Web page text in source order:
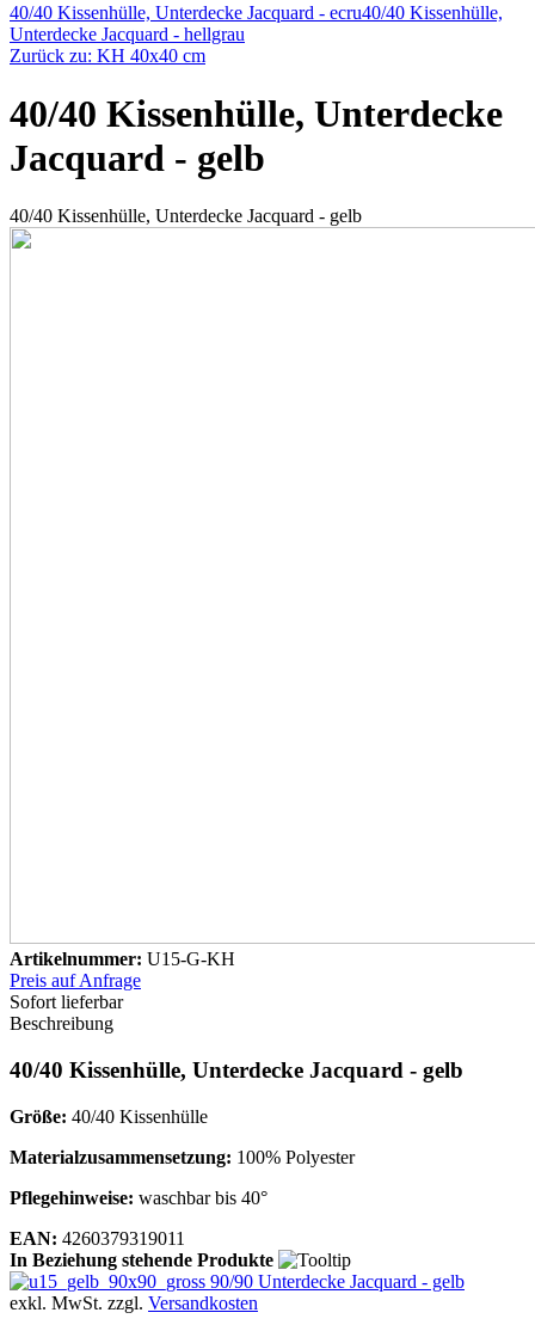
40/40 Kissenhülle, Unterdecke Jacquard - ecru40/40 Kissenhülle,
Unterdecke Jacquard - hellgrau
Zurück zu: KH 40x40 cm
40/40 Kissenhülle, Unterdecke
Jacquard - gelb
40/40 Kissenhülle, Unterdecke Jacquard - gelb
Artikelnummer: U15-G-KH
Preis auf Anfrage
Sofort lieferbar
Beschreibung
40/40 Kissenhülle, Unterdecke Jacquard - gelb
Größe: 40/40 Kissenhülle
Materialzusammensetzung: 100% Polyester
Pflegehinweise: waschbar bis 40°
EAN: 4260379319011
In Beziehung stehende Produkte
90/90 Unterdecke Jacquard - gelb
exkl. MwSt. zzgl. Versandkosten